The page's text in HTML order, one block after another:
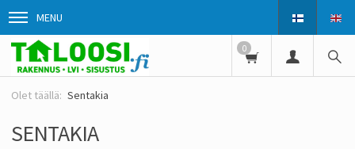
MENU
0
Sentakia
SENTAKIA